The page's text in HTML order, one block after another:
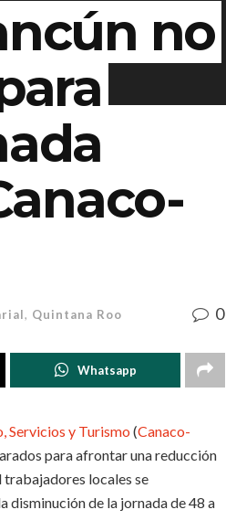
no
, Quintana Roo 0
Whatsapp
Servicios y Turismo (Canaco-
para afrontar una reducción
trabajadores locales se
disminución de la jornada de 48 a